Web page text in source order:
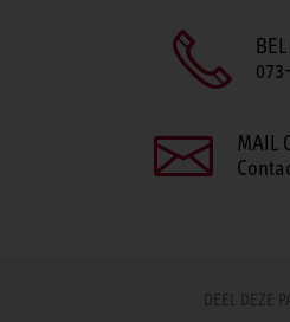
MAIL
DEEL DEZE